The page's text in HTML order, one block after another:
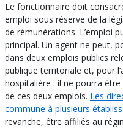
Le fonctionnaire doit
emploi sous réserve de la
de rémunérations. L’emploi
principal. Un agent ne peut,
dans deux emplois publics
publique territoriale et, pour
hospitalière : il ne pourra
de ces deux emplois. Les
commune à plusieurs
revanche, être affiliés au